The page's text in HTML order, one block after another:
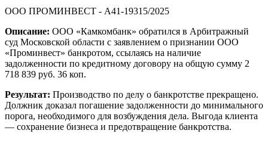
ООО ПРОМИНВЕСТ - А41-19315/2025
Описание: ООО «Камкомбанк» обратился в Арбитражный
суд Московской области с заявлением о признании ООО
«Проминвест» банкротом, ссылаясь на наличие
задолженности по кредитному договору на общую сумму 2
718 839 руб. 36 коп.
Результат: Производство по делу о банкротстве прекращено.
Должник доказал погашение задолженности до минимального
порога, необходимого для возбуждения дела. Выгода клиента
— сохранение бизнеса и предотвращение банкротства.